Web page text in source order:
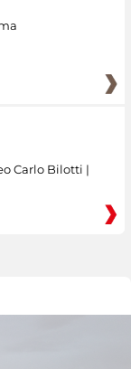
Carlo Bilotti |